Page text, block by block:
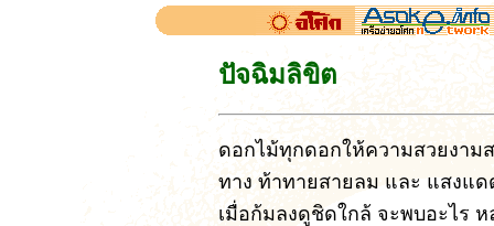
ปัจฉิมลิขิต
ดอกไม้ทุกดอกให้ความสวยงา
ทาง ท้าทายสายลม และ แสงแ
เมื่อก้มลงดูชิดใกล้ จะพบอะไร